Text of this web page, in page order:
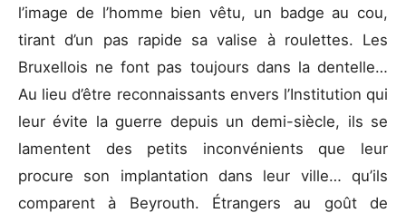
l’image de l’homme bien vêtu, un badge au cou,
tirant d’un pas rapide sa valise à roulettes. Les
Bruxellois ne font pas toujours dans la dentelle…
Au lieu d’être reconnaissants envers l’Institution qui
leur évite la guerre depuis un demi-siècle, ils se
lamentent des petits inconvénients que leur
procure son implantation dans leur ville… qu’ils
comparent à Beyrouth. Étrangers au goût de